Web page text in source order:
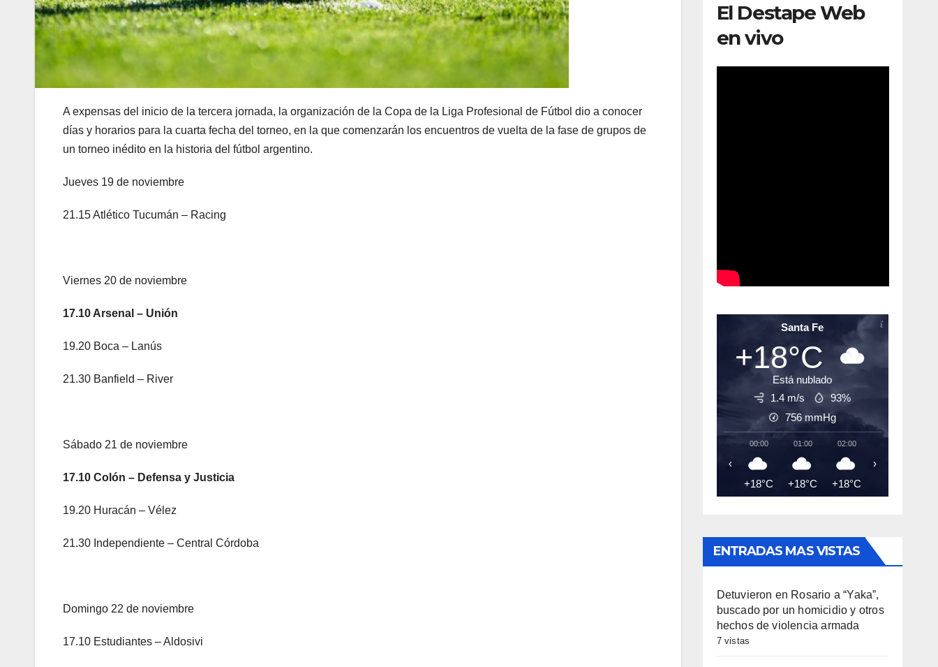
A expensas del inicio de la tercera jornada, la organización de la Copa de la Liga Profesional de Fútbol dio a conocer
días y horarios para la cuarta fecha del torneo, en la que comenzarán los encuentros de vuelta de la fase de grupos de
un torneo inédito en la historia del fútbol argentino.
Jueves 19 de noviembre
21.15 Atlético Tucumán – Racing
Viernes 20 de noviembre
17.10 Arsenal – Unión
19.20 Boca – Lanús
21.30 Banfield – River
Sábado 21 de noviembre
17.10 Colón – Defensa y Justicia
19.20 Huracán – Vélez
21.30 Independiente – Central Córdoba
Domingo 22 de noviembre
17.10 Estudiantes – Aldosivi
El Destape Web
en vivo
Santa Fe
+18°C
Está nublado
1.4 m/s
93%
756 mmHg
00:00
+18°C
01:00
+18°C
02:00
+18°C
‹ ›
ENTRADAS MAS VISTAS
Detuvieron en Rosario a “Yaka”,
buscado por un homicidio y otros
hechos de violencia armada
7 vistas